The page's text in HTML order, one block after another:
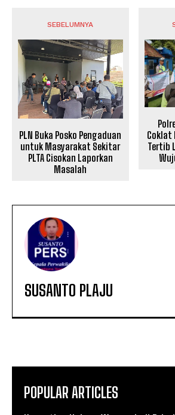
SEBELUMNYA
PLN Buka Posko Pengaduan
untuk Masyarakat Sekitar
PLTA Cisokan Laporkan
Masalah
Coklat
Tertib
SUSANTO PLAJU
POPULAR ARTICLES